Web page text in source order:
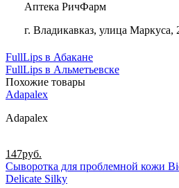
Аптека РичФарм
г. Владикавказ, улица Маркуса,
FullLips в Абакане
FullLips в Альметьевске
Похожие товары
Adapalex
Adapalex
147руб.
Сыворотка для проблемной кожи
Delicate Silky